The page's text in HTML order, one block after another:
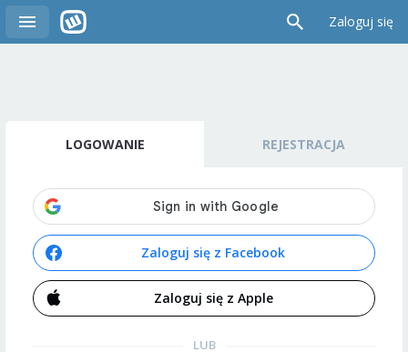
Zaloguj się
LOGOWANIE REJESTRACJA
Zaloguj się z Facebook
Zaloguj się z Apple
LUB